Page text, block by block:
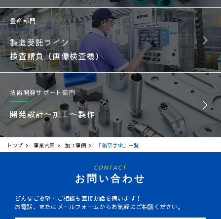
量産部門
製造受託ライン
検査請負（画像検査機）
技術開発サポート部門
開発設計〜加工〜製作
トップ 事業内容 加工事例 「航空宇宙」一覧
CONTACT
お問い合わせ
どんなご要望・ご相談も直接お話を伺います！
お電話、またはメールフォームからお気軽にご相談ください。